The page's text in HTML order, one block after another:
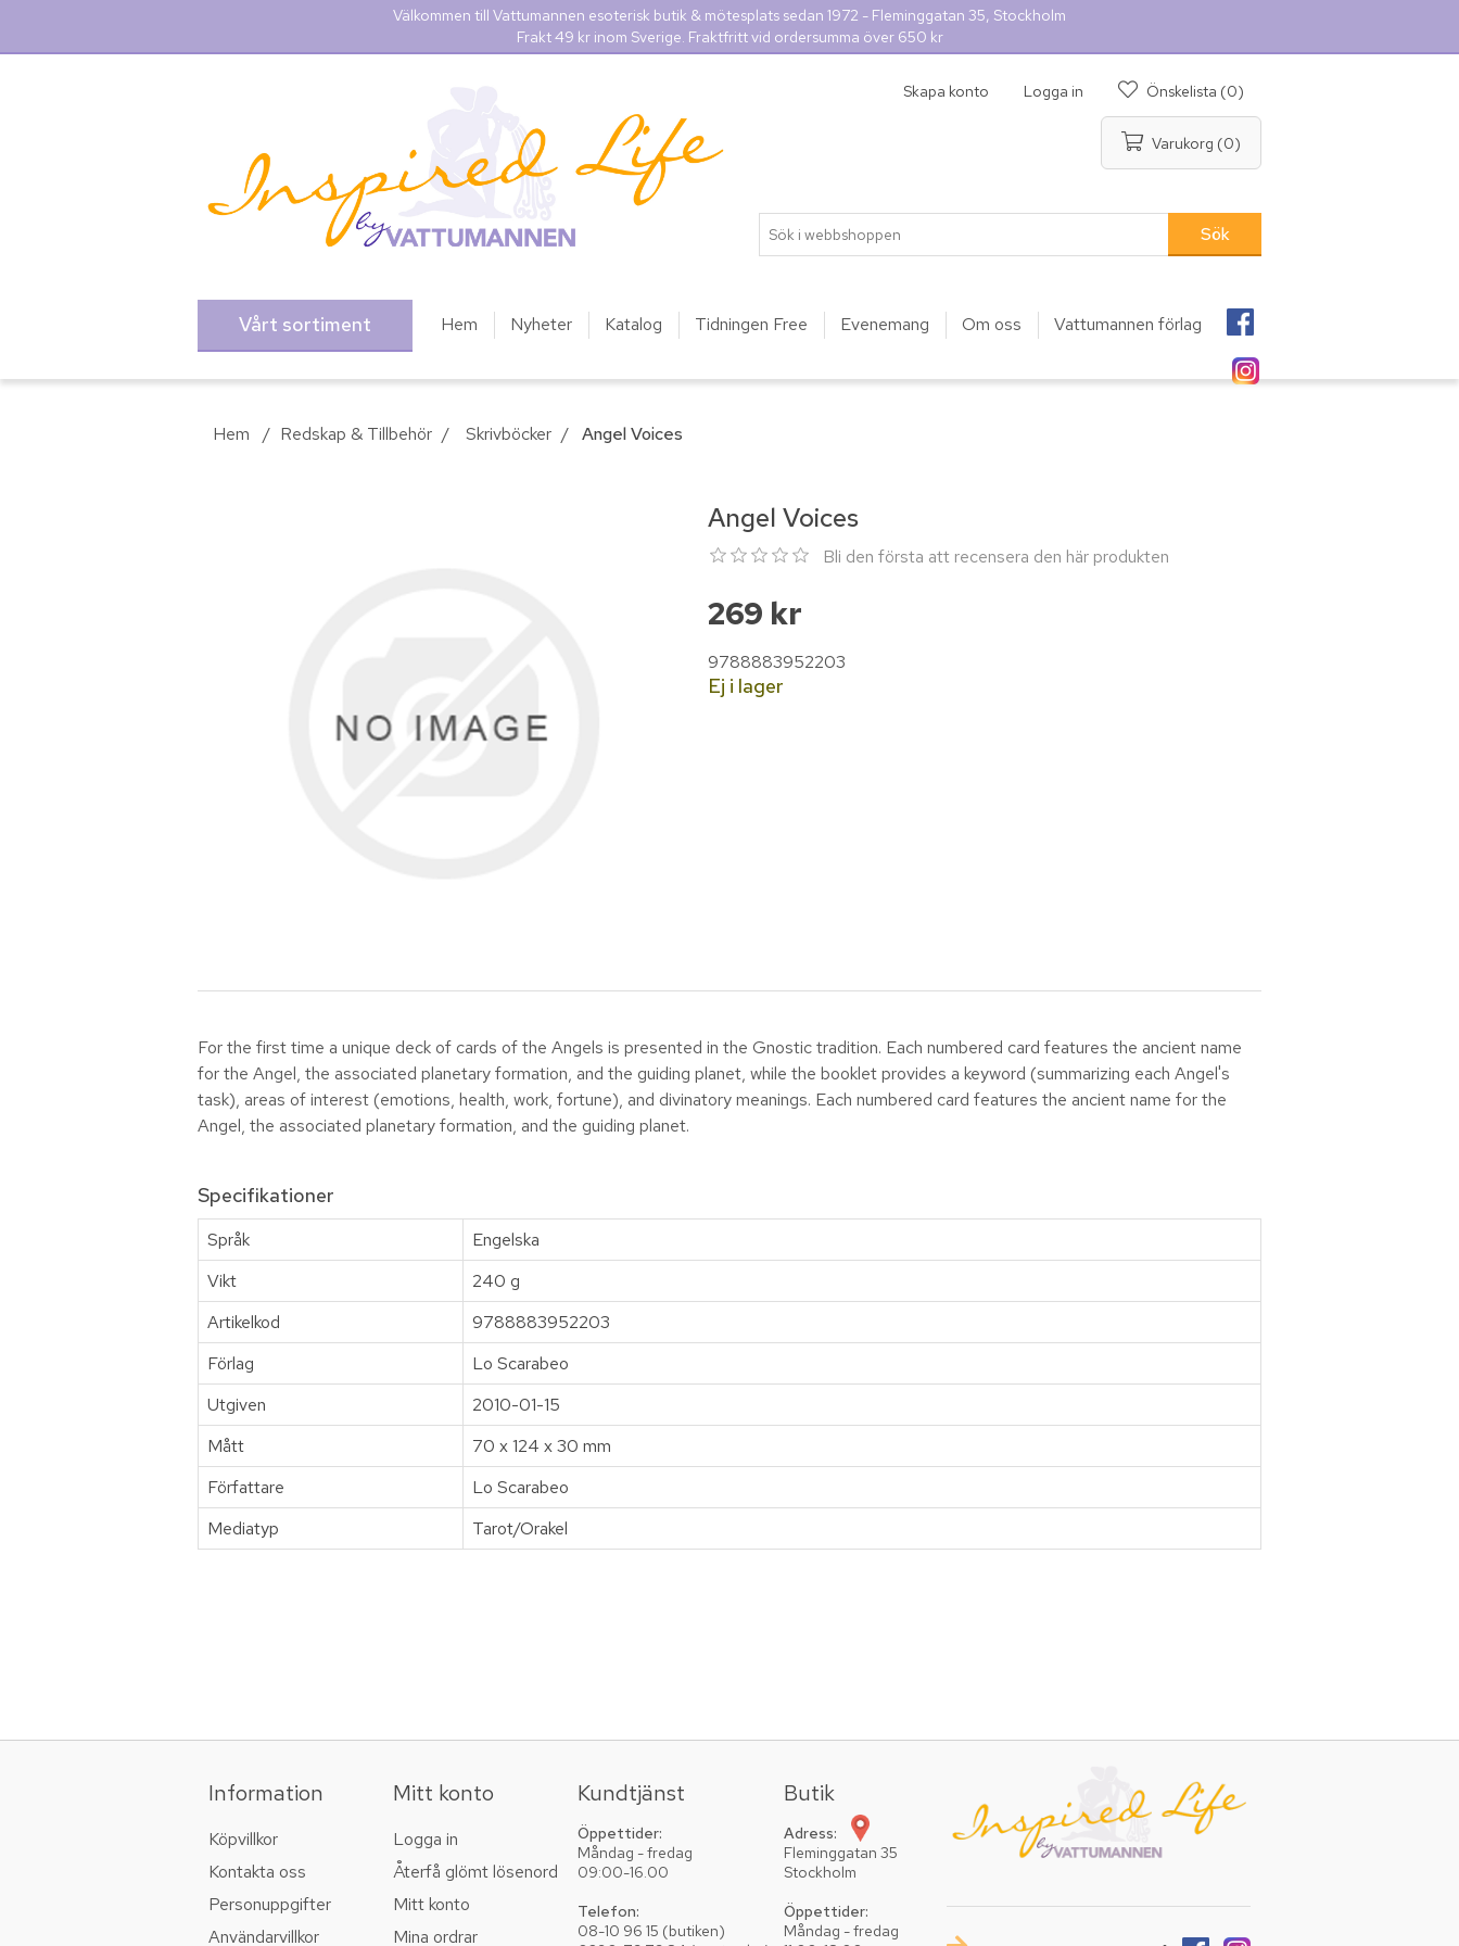
Välkommen till Vattumannen esoterisk butik & mötesplats sedan 1972 - Fleminggatan 35, Stockholm
Frakt 49 kr inom Sverige. Fraktfritt vid ordersumma över 650 kr
Skapa konto Logga in Önskelista (0)
Varukorg (0)
Vårt sortiment Hem Nyheter Katalog Tidningen Free Evenemang Om oss Vattumannen förlag
Hem / Redskap & Tillbehör / Skrivböcker / Angel Voices
Angel Voices
Bli den första att recensera den här produkten
269 kr
9788883952203
Ej i lager
For the first time a unique deck of cards of the Angels is presented in the Gnostic tradition. Each numbered card features the ancient name
for the Angel, the associated planetary formation, and the guiding planet, while the booklet provides a keyword (summarizing each Angel's
task), areas of interest (emotions, health, work, fortune), and divinatory meanings. Each numbered card features the ancient name for the
Angel, the associated planetary formation, and the guiding planet.
Specifikationer
Språk
Engelska
Vikt
240 g
Artikelkod
9788883952203
Förlag
Lo Scarabeo
Utgiven
2010-01-15
Mått
70 x 124 x 30 mm
Författare
Lo Scarabeo
Mediatyp
Tarot/Orakel
Information
Köpvillkor
Kontakta oss
Personuppgifter
Användarvillkor
Mitt konto
Logga in
Återfå glömt lösenord
Mitt konto
Mina ordrar
Kundtjänst
Öppettider:
Måndag - fredag
09:00-16.00
Telefon:
08-10 96 15 (butiken)
Butik
Adress:
Fleminggatan 35
Stockholm
Öppettider:
Måndag - fredag